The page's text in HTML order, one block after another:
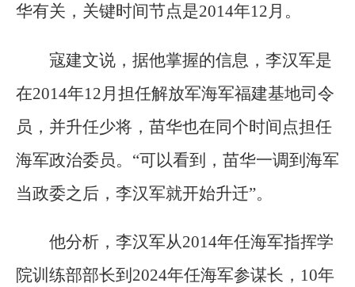
华有关，关键时间节点是2014年12月。
寇建文说，据他掌握的信息，李汉军是
在2014年12月担任解放军海军福建基地司令
员，并升任少将，苗华也在同个时间点担任
海军政治委员。“可以看到，苗华一调到海军
当政委之后，李汉军就开始升迁”。
他分析，李汉军从2014年任海军指挥学
院训练部部长到2024年任海军参谋长，10年